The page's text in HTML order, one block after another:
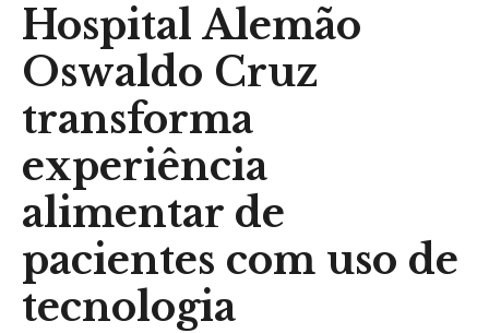
Hospital Alemão
Oswaldo Cruz
transforma
experiência
alimentar de
pacientes com uso de
tecnologia